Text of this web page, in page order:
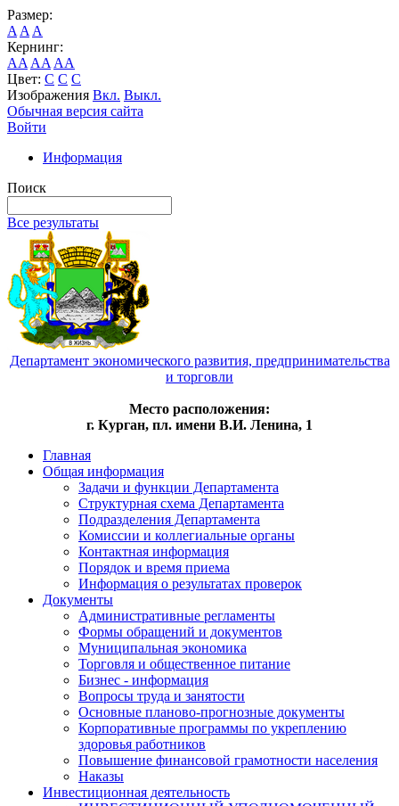
Размер:
A A A
Кернинг:
AA AA AA
Цвет: C C C
Изображения Вкл. Выкл.
Обычная версия сайта
Войти
Информация
Поиск
Все результаты
Департамент экономического развития, предпринимательства
и торговли
Место расположения:
г. Курган, пл. имени В.И. Ленина, 1
Главная
Общая информация
Задачи и функции Департамента
Структурная схема Департамента
Подразделения Департамента
Комиссии и коллегиальные органы
Контактная информация
Порядок и время приема
Информация о результатах проверок
Документы
Административные регламенты
Формы обращений и документов
Муниципальная экономика
Торговля и общественное питание
Бизнес - информация
Вопросы труда и занятости
Основные планово-прогнозные документы
Корпоративные программы по укреплению
здоровья работников
Повышение финансовой грамотности населения
Наказы
Инвестиционная деятельность